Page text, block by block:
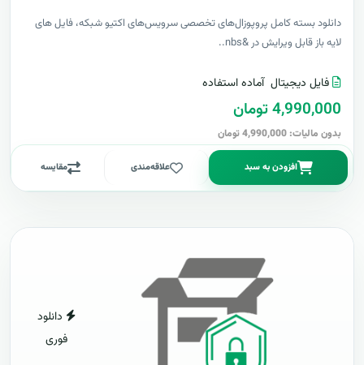
دانلود بسته کامل پروپوزال‌های تخصصی سرویس‌های اکتیو شبکه، فایل های
لایه باز قابل ویرایش در &nbs..
فایل دیجیتال آماده استفاده
4,990,000 تومان
بدون مالیات: 4,990,000 تومان
افزودن به سبد علاقه‌مندی مقایسه
دانلود
فوری